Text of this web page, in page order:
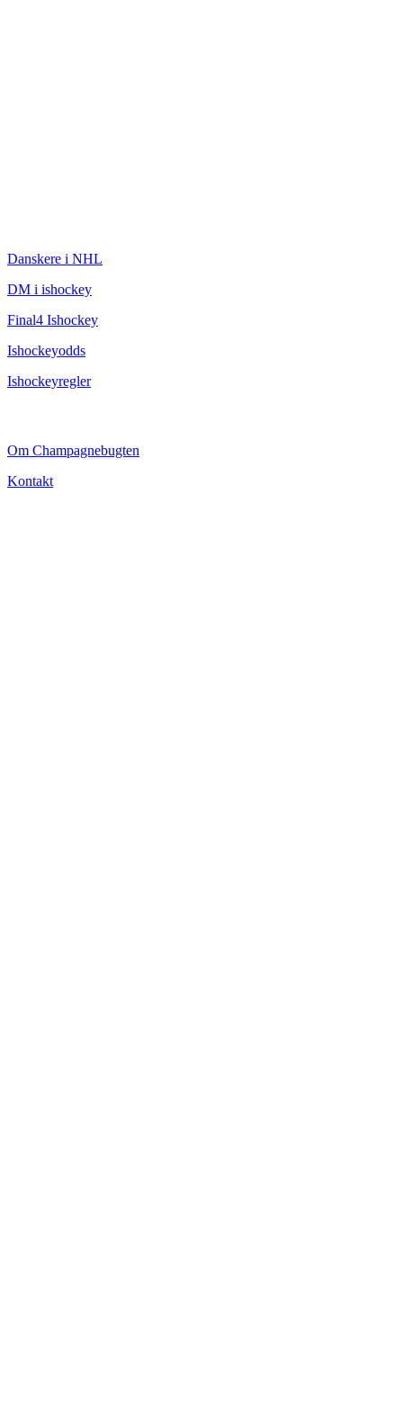
Danskere i NHL
DM i ishockey
Final4 Ishockey
Ishockeyodds
Ishockeyregler
Om Champagnebugten
Kontakt